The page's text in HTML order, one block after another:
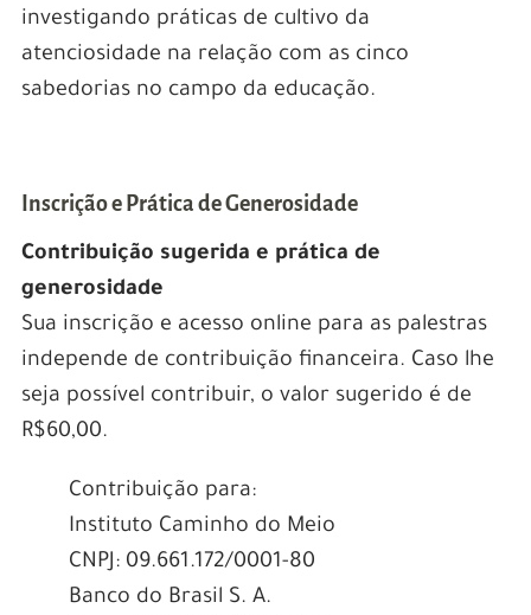
investigando práticas de cultivo da
atenciosidade na relação com as cinco
sabedorias no campo da educação.
Inscrição e Prática de Generosidade
Contribuição sugerida e prática de
generosidade
Sua inscrição e acesso online para as palestras
independe de contribuição financeira. Caso lhe
seja possível contribuir, o valor sugerido é de
R$60,00.
Contribuição para:
Instituto Caminho do Meio
CNPJ: 09.661.172/0001-80
Banco do Brasil S. A.